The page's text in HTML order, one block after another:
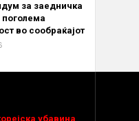
за заедничка
поголема
во сообраќајот
убавина